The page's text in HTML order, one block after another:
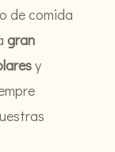
de comida
gran
y